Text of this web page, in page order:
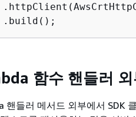
.build();
함수 핸들러
핸들러 메서드 외부에서 SDK